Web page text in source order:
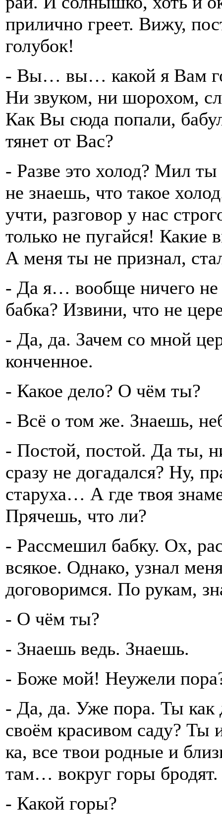
прилично греет. Вижу,
голубок!
- Вы… вы… какой я Вам
Ни звуком, ни шорохом,
Как Вы сюда попали,
тянет от Вас?
- Разве это холод? Мил
не знаешь, что такое
учти, разговор у нас
только не пугайся! Какие
А меня ты не признал,
- Да я… вообще ничего не
бабка? Извини, что не
- Да, да. Зачем со мной
конченное.
- Какое дело? О чём ты?
- Всё о том же. Знаешь,
- Постой, постой. Да ты,
сразу не догадался? Ну,
старуха… А где твоя
Прячешь, что ли?
- Рассмешил бабку. Ох,
всякое. Однако, узнал
договоримся. По рукам,
- О чём ты?
- Знаешь ведь. Знаешь.
- Боже мой! Неужели
- Да, да. Уже пора. Ты как
своём красивом саду? Ты
ка, все твои родные и
там… вокруг горы бродят.
- Какой горы?